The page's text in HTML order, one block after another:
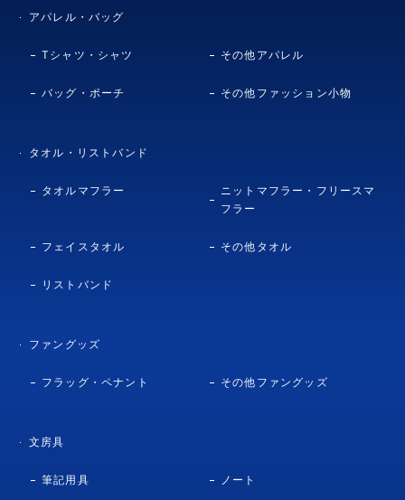
アパレル・バッグ
Tシャツ・シャツ その他アパレル
バッグ・ポーチ その他ファッション小物
タオル・リストバンド
タオルマフラー
ニットマフラー・フリースマ
フラー
フェイスタオル その他タオル
リストバンド
ファングッズ
フラッグ・ペナント その他ファングッズ
文房具
筆記用具 ノート